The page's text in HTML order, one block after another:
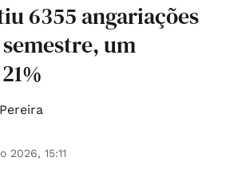
6355 angariações
um
2026, 15:11